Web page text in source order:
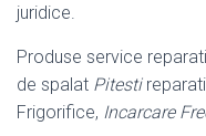
juridice.
Produse service
de spalat Pitesti
Frigorifice, Incarcare